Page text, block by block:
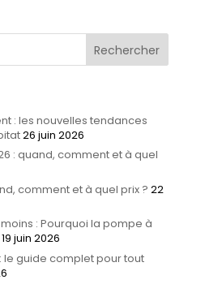
: les nouvelles tendances
26 juin 2026
: quand, comment et à quel
comment et à quel prix ? 22
: Pourquoi la pompe à
19 juin 2026
le guide complet pour tout